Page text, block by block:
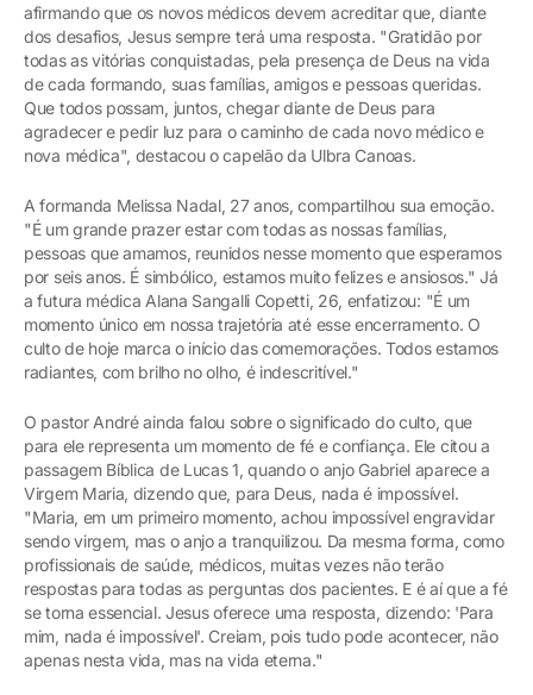
afirmando que os novos médicos devem acreditar que, diante
dos desafios, Jesus sempre terá uma resposta. "Gratidão por
todas as vitórias conquistadas, pela presença de Deus na vida
de cada formando, suas famílias, amigos e pessoas queridas.
Que todos possam, juntos, chegar diante de Deus para
agradecer e pedir luz para o caminho de cada novo médico e
nova médica", destacou o capelão da Ulbra Canoas.
A formanda Melissa Nadal, 27 anos, compartilhou sua emoção.
"É um grande prazer estar com todas as nossas famílias,
pessoas que amamos, reunidos nesse momento que esperamos
por seis anos. É simbólico, estamos muito felizes e ansiosos." Já
a futura médica Alana Sangalli Copetti, 26, enfatizou: "É um
momento único em nossa trajetória até esse encerramento. O
culto de hoje marca o início das comemorações. Todos estamos
radiantes, com brilho no olho, é indescritível."
O pastor André ainda falou sobre o significado do culto, que
para ele representa um momento de fé e confiança. Ele citou a
passagem Bíblica de Lucas 1, quando o anjo Gabriel aparece a
Virgem Maria, dizendo que, para Deus, nada é impossível.
"Maria, em um primeiro momento, achou impossível engravidar
sendo virgem, mas o anjo a tranquilizou. Da mesma forma, como
profissionais de saúde, médicos, muitas vezes não terão
respostas para todas as perguntas dos pacientes. E é aí que a fé
se torna essencial. Jesus oferece uma resposta, dizendo: 'Para
mim, nada é impossível'. Creiam, pois tudo pode acontecer, não
apenas nesta vida, mas na vida eterna."